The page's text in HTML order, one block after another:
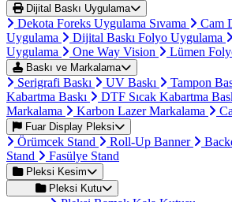
Dijital Baskı Uygulama
Dekota Foreks Uygulama Sıvama
Cam
Uygulama
Dijital Baskı Folyo Uygulama
Uygulama
One Way Vision Lümen
Baskı ve Markalama
Serigrafi Baskı UV Baskı Tampon
Kabartma Baskı
DTF Sıcak Kabartma
Markalama
Karbon Lazer Markalama
Fuar Display Pleksi
Örümcek Stand Roll-Up Banner
Stand
Fasülye Stand
Pleksi Kesim
Pleksi Kutu